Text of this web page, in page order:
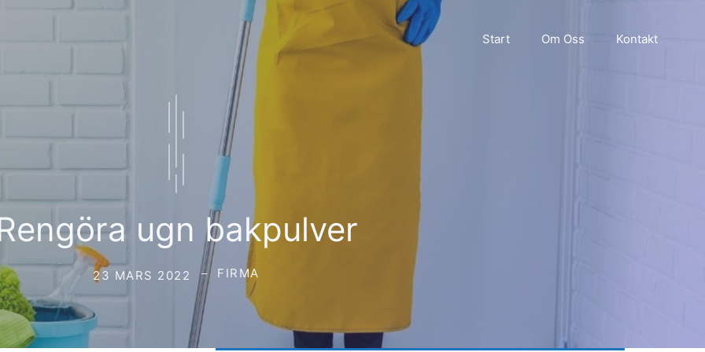
Start Om Oss Kontakt
ugn bakpulver
23 MARS 2022 FIRMA